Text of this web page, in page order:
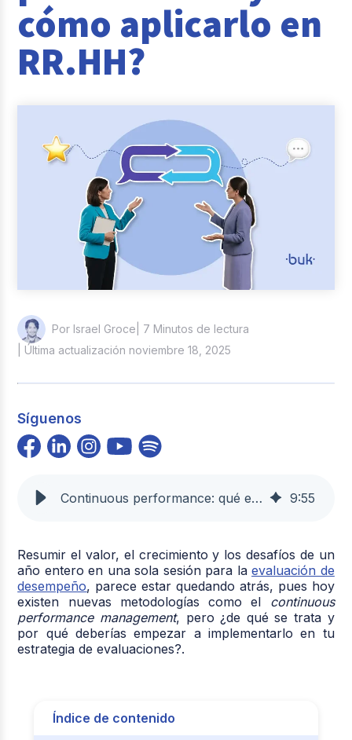
Casos de éxito
Actualidad laboral
cómo aplicarlo en
RR.HH?
Por Israel Groce | 7 Minutos de lectura
| Última actualización noviembre 18, 2025
Síguenos
Continuous performance: qué es y ejemplos para aplicarlo 9:55
Resumir el valor, el crecimiento y los desafíos de un
año entero en una sola sesión para laevaluación de
desempeño, parece estar quedando atrás, pues hoy
existen nuevas metodologías como el continuous
performance management, pero ¿de qué se trata y
por qué deberías empezar a implementarlo en tu
estrategia de evaluaciones?.
Índice de contenido